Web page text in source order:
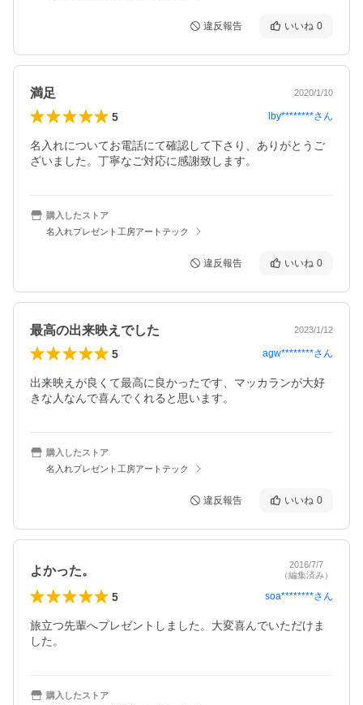
違反報告 いいね 0
満足 2020/1/10
5 lby********さん
名入れについてお電話にて確認して下さり、ありがとうご
ざいました。丁寧なご対応に感謝致します。
購入したストア
名入れプレゼント工房アートテック
違反報告 いいね 0
最高の出来映えでした 2023/1/12
5 agw********さん
出来映えが良くて最高に良かったです、マッカランが大好
購入したストア
名入れプレゼント工房アートテック
違反報告 いいね 0
よかった。
2016/7/7
（編集済み）
5 soa********さん
旅立つ先輩へプレゼントしました。大変喜んでいただけま
した。
購入したストア